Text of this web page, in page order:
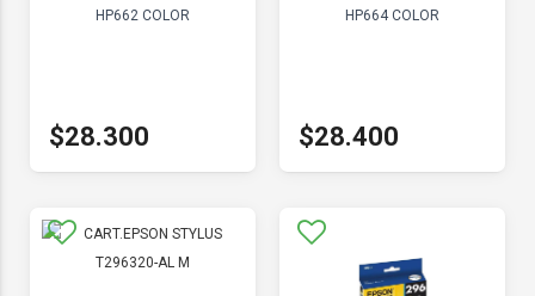
HP662 COLOR
$28.300
HP664 COLOR
$28.400